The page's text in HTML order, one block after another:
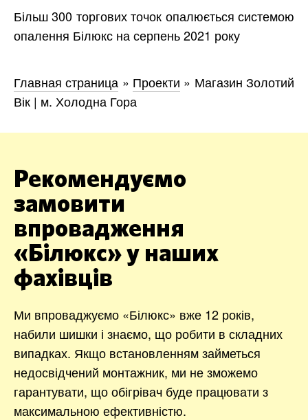
Більш 300 торгових точок опалюється системою
опалення Білюкс на серпень 2021 року
Главная страница » Проекти » Магазин Золотий
Вік | м. Холодна Гора
Рекомендуємо
замовити
впровадження
«Білюкс» у наших
фахівців
Ми впроваджуємо «Білюкс» вже 12 років,
набили шишки і знаємо, що робити в складних
випадках. Якщо встановленням займеться
недосвідчений монтажник, ми не зможемо
гарантувати, що обігрівач буде працювати з
максимальною ефективністю.